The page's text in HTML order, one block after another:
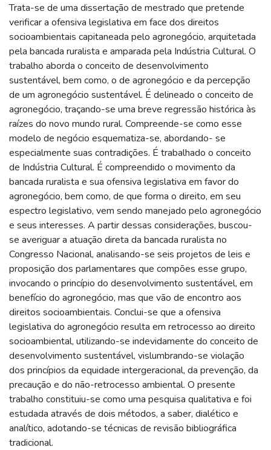
Trata-se de uma dissertação de mestrado que pretende
verificar a ofensiva legislativa em face dos direitos
socioambientais capitaneada pelo agronegócio, arquitetada
pela bancada ruralista e amparada pela Indústria Cultural. O
trabalho aborda o conceito de desenvolvimento
sustentável, bem como, o de agronegócio e da percepção
de um agronegócio sustentável. É delineado o conceito de
agronegócio, traçando-se uma breve regressão histórica às
raízes do novo mundo rural. Compreende-se como esse
modelo de negócio esquematiza-se, abordando- se
especialmente suas contradições. É trabalhado o conceito
de Indústria Cultural. É compreendido o movimento da
bancada ruralista e sua ofensiva legislativa em favor do
agronegócio, bem como, de que forma o direito, em seu
espectro legislativo, vem sendo manejado pelo agronegócio
e seus interesses. A partir dessas considerações, buscou-
se averiguar a atuação direta da bancada ruralista no
Congresso Nacional, analisando-se seis projetos de leis e
proposição dos parlamentares que compões esse grupo,
invocando o princípio do desenvolvimento sustentável, em
benefício do agronegócio, mas que vão de encontro aos
direitos socioambientais. Conclui-se que a ofensiva
legislativa do agronegócio resulta em retrocesso ao direito
socioambiental, utilizando-se indevidamente do conceito de
desenvolvimento sustentável, vislumbrando-se violação
dos princípios da equidade intergeracional, da prevenção, da
precaução e do não-retrocesso ambiental. O presente
trabalho constituiu-se como uma pesquisa qualitativa e foi
estudada através de dois métodos, a saber, dialético e
analítico, adotando-se técnicas de revisão bibliográfica
tradicional.